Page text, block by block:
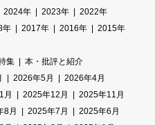
2024年 2023年
2022年
年 2017年 2016年
2015年
集
本・批評と紹介
2026年5月
2026年4月
月 2025年12月
2025年11月
8月 2025年7月
2025年6月